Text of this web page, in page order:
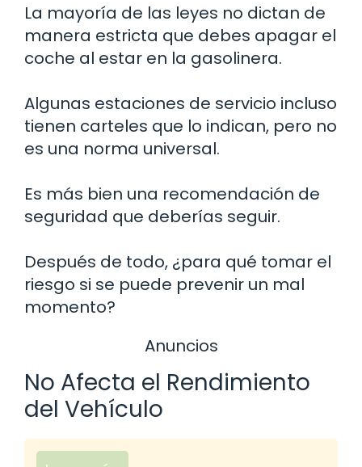
La mayoría de las leyes no dictan de
manera estricta que debes apagar el
coche al estar en la gasolinera.
Algunas estaciones de servicio incluso
tienen carteles que lo indican, pero no
es una norma universal.
Es más bien una recomendación de
seguridad que deberías seguir.
Después de todo, ¿para qué tomar el
riesgo si se puede prevenir un mal
momento?
Anuncios
No Afecta el Rendimiento
del Vehículo